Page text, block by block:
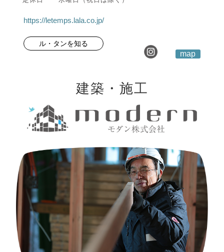
https://letemps.lala.co.jp/
ル・タンを知る
map
建築・施工